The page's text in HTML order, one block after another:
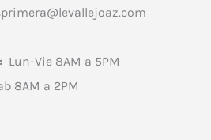
Lun-Vie 8AM a 5PM
8AM a 2PM